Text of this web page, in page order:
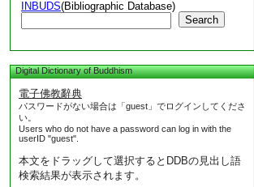
INBUDS(Bibliographic Database)
Search
Digital Dictionary of Buddhism
電子佛教辭典
パスワードがない場合は「guest」でログインしてくださ
い。
Users who do not have a password can log in with the
userID "guest".
本文をドラッグして選択するとDDBの見出し語
検索結果が表示されます。